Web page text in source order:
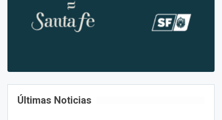
Últimas Noticias